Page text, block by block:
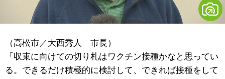
（高松市／大西秀人 市長）
「収束に向けての切り札はワクチン接種かなと思ってい
る。できるだけ積極的に検討して、できれば接種をして